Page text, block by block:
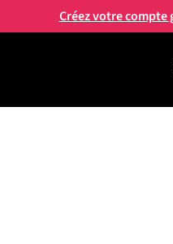
Créez votre